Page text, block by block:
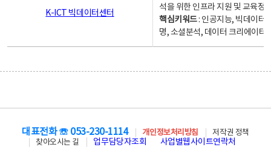
K-ICT 빅데이터센터
석을 위한 인프라 지원 및 교육정
핵심키워드: 인공지능, 빅데이터,
명, 소셜분석, 데이터 크리에이터
대표전화 ☏ 053-230-1114 개인정보처리방침
저작권 정책
찾아오시는 길
업무담당자조회 사업별웹사이트연락처